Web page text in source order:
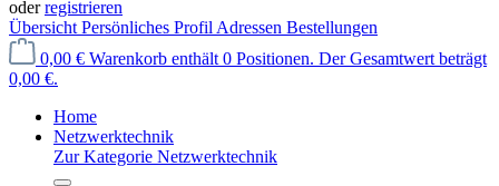
oderregistrieren
Übersicht Persönliches Profil Adressen Bestellungen
0,00 € Warenkorb enthält 0 Positionen. Der Gesamtwert beträgt
0,00 €.
Home
Netzwerktechnik
Zur Kategorie Netzwerktechnik